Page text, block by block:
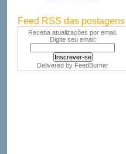
Feed RSS das postagens
Receba atualizações por email.
Digite seu email:
Delivered by FeedBurner